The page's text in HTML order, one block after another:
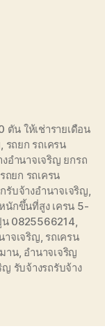
น ให้เช่ารายเดือน
, รถยก รถเครน
อำนาจเจริญ ยกรถ
รถยก รถเครน
รับจ้างอำนาจเจริญ,
นักขึ้นที่สูง เครน 5-
น 0825566214,
าจเจริญ, รถเครน
าน, อำนาจเจริญ
ญ รับจ้างรถรับจ้าง